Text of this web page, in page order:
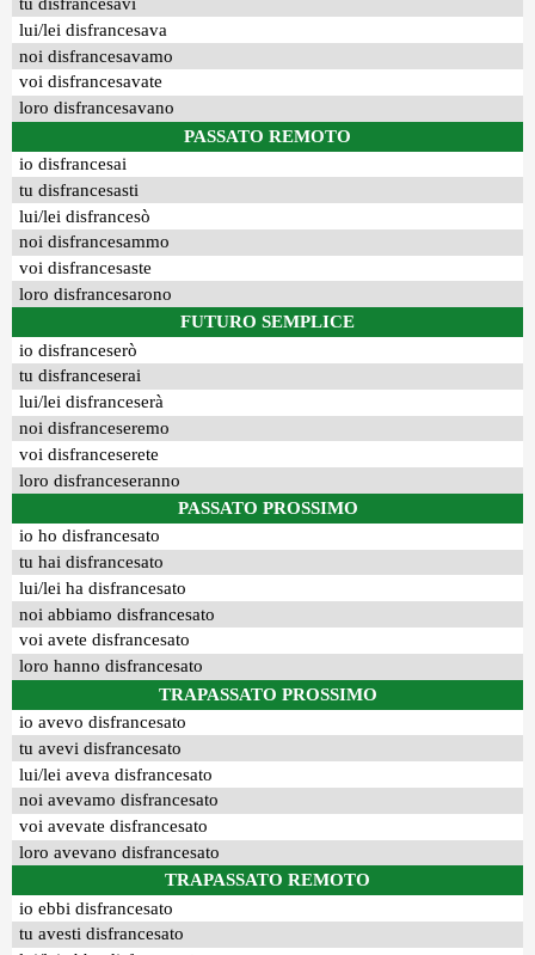
lui/lei disfrancesava
noi disfrancesavamo
voi disfrancesavate
loro disfrancesavano
PASSATO REMOTO
io disfrancesai
tu disfrancesasti
lui/lei disfrancesò
noi disfrancesammo
voi disfrancesaste
loro disfrancesarono
FUTURO SEMPLICE
io disfranceserò
tu disfranceserai
lui/lei disfranceserà
noi disfranceseremo
voi disfranceserete
loro disfranceseranno
PASSATO PROSSIMO
io ho disfrancesato
tu hai disfrancesato
lui/lei ha disfrancesato
noi abbiamo disfrancesato
voi avete disfrancesato
loro hanno disfrancesato
TRAPASSATO PROSSIMO
io avevo disfrancesato
tu avevi disfrancesato
lui/lei aveva disfrancesato
noi avevamo disfrancesato
voi avevate disfrancesato
loro avevano disfrancesato
TRAPASSATO REMOTO
io ebbi disfrancesato
tu avesti disfrancesato